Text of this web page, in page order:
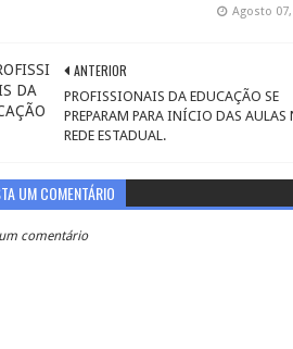
Agosto 07,
ANTERIOR
PROFISSIONAIS DA EDUCAÇÃO SE
PREPARAM PARA INÍCIO DAS AULAS
REDE ESTADUAL.
UM COMENTÁRIO
comentário